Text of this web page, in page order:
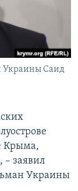
Украины Саид
Крыма,
заявил
Украины